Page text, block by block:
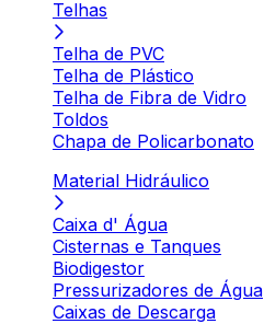
Telhas
Telha de PVC
Telha de Plástico
Telha de Fibra de Vidro
Toldos
Chapa de Policarbonato
Material Hidráulico
Caixa d' Água
Cisternas e Tanques
Biodigestor
Pressurizadores de Água
Caixas de Descarga